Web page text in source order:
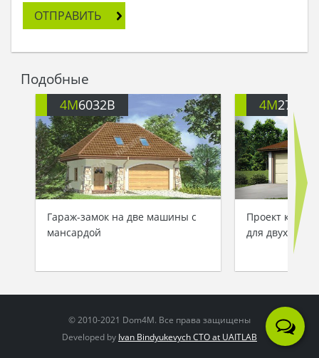
ОТПРАВИТЬ
Подобные
4M6032B
Гараж-замок на две машины с
мансардой
4M2751
Проект
для двух
© 2010-2021 Dom4M. Все права защищены
Developed by Ivan Bindyukevych CTO at UAITLAB